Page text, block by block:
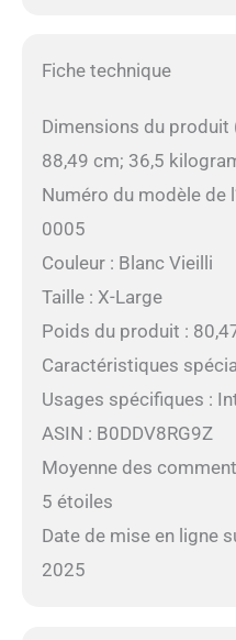
Fiche technique
Dimensions du produit
88,49 cm; 36,5
Numéro du modèle de
0005
Couleur : Blanc Vieilli
Taille : X-Large
Poids du produit :
Caractéristiques
Usages spécifiques :
ASIN : B0DDV8RG9Z
Moyenne des
5 étoiles
Date de mise en ligne
2025